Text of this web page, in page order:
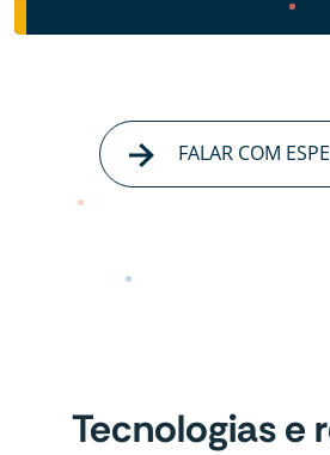
FALAR COM
Tecnologias e